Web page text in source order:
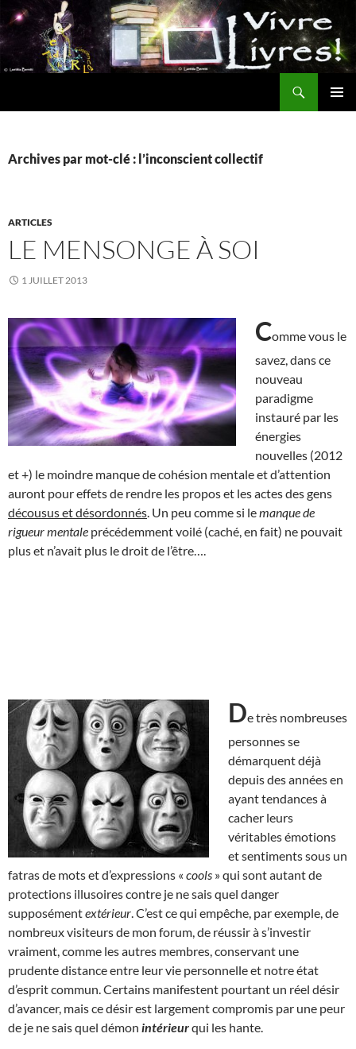
Aller
au
contenu
Archives par mot-clé : l’inconscient collectif
ARTICLES
LE MENSONGE À SOI
1 JUILLET 2013
Comme vous le
savez, dans ce
nouveau
paradigme
instauré par les
énergies
nouvelles (2012
et +) le moindre manque de cohésion mentale et d’attention
auront pour effets de rendre les propos et les actes des gens
décousus et désordonnés . Un peu comme si lemanque de
rigueur mentale précédemment voilé (caché, en fait) ne pouvait
plus et n’avait plus le droit de l’être….
De très nombreuses
personnes se
démarquent déjà
depuis des années en
ayant tendances à
cacher leurs
véritables émotions
et sentiments sous un
fatras de mots et d’expressions « cools » qui sont autant de
protections illusoires contre je ne sais quel danger
supposémentextérieur . C’est ce qui empêche, par exemple, de
nombreux visiteurs de mon forum, de réussir à s’investir
vraiment, comme les autres membres, conservant une
prudente distance entre leur vie personnelle et notre état
d’esprit commun. Certains manifestent pourtant un réel désir
d’avancer, mais ce désir est largement compromis par une peur
de je ne sais quel démon intérieurqui les hante.